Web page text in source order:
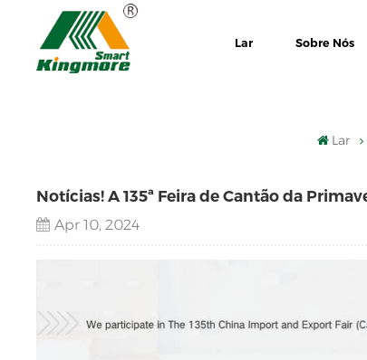
Lar Sobre Nós
Lar
Notícias! A 135ª Feira de Cantão da
Apr 10, 2024